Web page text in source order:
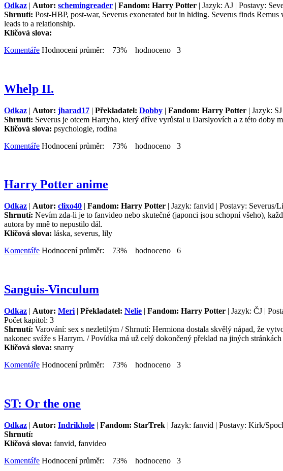
Odkaz | Autor: schemingreader | Fandom: Harry Potter | Jazyk: AJ | Postavy:
Shrnutí: Post-HBP, post-war, Severus exonerated but in hiding. Severus finds
leads to a relationship.
Klíčová slova:
Komentáře Hodnocení průměr: 73% hodnoceno 3
Whelp II.
Odkaz | Autor: jharad17 | Překladatel: Dobby | Fandom: Harry Potter | Jazyk:
Shrnutí: Severus je otcem Harryho, který dříve vyrůstal u Darslyovích a z této doby
Klíčová slova: psychologie, rodina
Komentáře Hodnocení průměr: 73% hodnoceno 3
Harry Potter anime
Odkaz | Autor: clixo40 | Fandom: Harry Potter | Jazyk: fanvid | Postavy: Severus/
Shrnutí: Nevím zda-li je to fanvideo nebo skutečné (japonci jsou schopní všeho),
autora by mně to nepustilo dál.
Klíčová slova: láska, severus, lily
Komentáře Hodnocení průměr: 73% hodnoceno 6
Sanguis-Vinculum
Odkaz | Autor: Meri | Překladatel: Nelie | Fandom: Harry Potter | Jazyk: ČJ |
Počet kapitol: 3
Shrnutí: Varování: sex s nezletilým / Shrnutí: Hermiona dostala skvělý nápad, že
nakonec sváže s Harrym. / Povídka má už celý dokončený překlad na jiných
Klíčová slova: snarry
Komentáře Hodnocení průměr: 73% hodnoceno 3
ST: Or the one
Odkaz | Autor: Indrikhole | Fandom: StarTrek | Jazyk: fanvid | Postavy: Kirk/
Shrnutí:
Klíčová slova: fanvid, fanvideo
Komentáře Hodnocení průměr: 73% hodnoceno 3